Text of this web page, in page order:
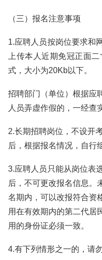
（三）报名注意事项
1.应聘人员按岗位要求和
上传本人近期免冠正面
式，大小为20Kb以下。
招聘部门（单位）根据应
人员弄虚作假的，一经查
2.长期招聘岗位，不设开
后，根据报名情况，自行
3.应聘人员只能从岗位表
后，不可更改报名信息。
名期内，可以改报符合资
用在有效期内的第二代居
用的身份证必须一致。
4.有下列情形之一的，请